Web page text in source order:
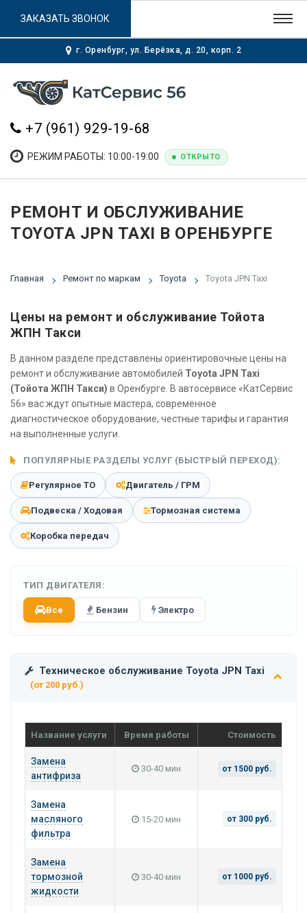
г. Оренбург, ул. Берёзка, д. 20, корп. 2
+7 (961) 929-19-68
РЕЖИМ РАБОТЫ: 10:00-19:00 ОТКРЫТО
ЗАКАЗАТЬ ЗВОНОК
РЕМОНТ И ОБСЛУЖИВАНИЕ
TOYOTA JPN TAXI В ОРЕНБУРГЕ
Главная Ремонт по маркам Toyota Toyota JPN Taxi
Цены на ремонт и обслуживание Тойота
ЖПН Такси
В данном разделе представлены ориентировочные цены на
ремонт и обслуживание автомобилей Toyota JPN Taxi
(Тойота ЖПН Такси) в Оренбурге. В автосервисе «КатСервис
56» вас ждут опытные мастера, современное
диагностическое оборудование, честные тарифы и гарантия
на выполненные услуги.
ПОПУЛЯРНЫЕ РАЗДЕЛЫ УСЛУГ (БЫСТРЫЙ ПЕРЕХОД):
Регулярное ТО Двигатель / ГРМ
Подвеска / Ходовая Тормозная система
Коробка передач
ТИП ДВИГАТЕЛЯ:
Все Бензин Электро
Техническое обслуживание Toyota JPN Taxi
(от 200 руб.)
Название услуги Время работы Стоимость
Замена
антифриза
30-40 мин от 1500 руб.
Замена
масляного
фильтра
15-20 мин от 300 руб.
Замена
тормозной
жидкости
30-40 мин от 1000 руб.